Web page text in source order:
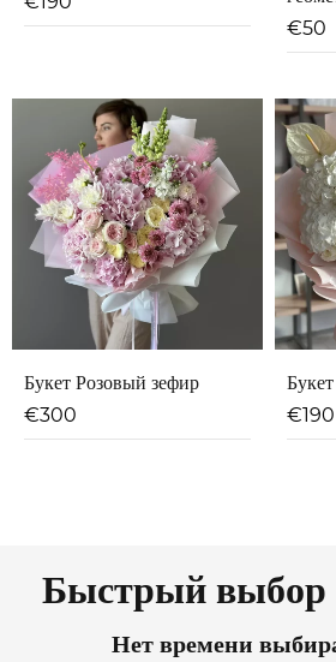
€50
Букет Розовый зефир
€300 €190
Быстрый выбор
Нет времени